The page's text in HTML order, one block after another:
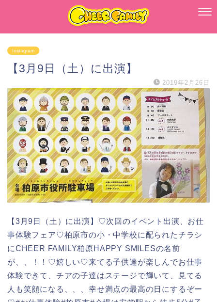
Instagram
【3月9日（土）に出演】
2019年2月26日
【3月9日（土）に出演】♡次回のイベント出演、お仕
事体験フェア♡柏原市の小・中学校に配られたチラシ
にCHEER FAMILY柏原HAPPY SMILESの名前
が、、！！♡嬉しい♡来てる子供達が楽しんでお仕事
体験できて、チアの子達はステージで輝いて、見てる
人も笑顔になる、、、幸せ満点の最高の日にするぞー